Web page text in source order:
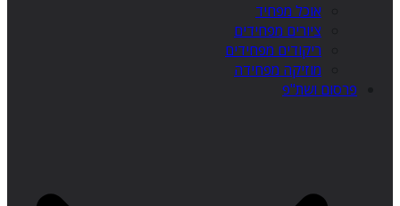
אוכל מפחיד
ציורים מפחידים
ריקודים מפחידים
מוזיקה מפחידה
פרסום ושת"פ